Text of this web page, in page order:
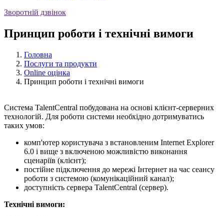
Зворотній дзвінок
Принцип роботи і технічні вимоги
Головна
Послуги та продукти
Online оцінка
Принцип роботи і технічні вимоги
Система TalentCentral побудована на основі клієнт-серверних
технологій. Для роботи системи необхідно дотримуватись
таких умов:
комп'ютер користувача з встановленим Internet Explorer
6.0 і вище з включеною можливістю виконання
сценаріїв (клієнт);
постійне підключення до мережі Інтернет на час сеансу
роботи з системою (комунікаційний канал);
доступність сервера TalentCentral (сервер).
Технічні вимоги: